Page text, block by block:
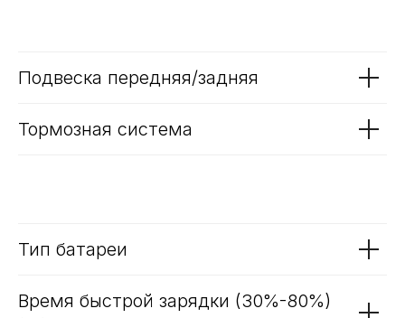
Подвеска передняя/задняя
Тормозная система
Тип батареи
Время быстрой зарядки (30%-80%)